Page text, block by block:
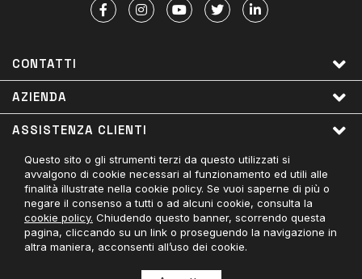
CONTATTI
AZIENDA
ASSISTENZA CLIENTI
LINK UTILI
PAGAMENTI ACCETTATI
CONTATTACI
© Divisa Militare - 03779050404
Questo sito o gli strumenti terzi da questo utilizzati si
avvalgono di cookie necessari al funzionamento ed utili alle
finalità illustrate nella cookie policy. Se vuoi saperne di più o
negare il consenso a tutti o ad alcuni cookie, consulta la
cookie policy. Chiudendo questo banner, scorrendo questa
pagina, cliccando su un link o proseguendo la navigazione in
altra maniera, acconsenti all’uso dei cookie.